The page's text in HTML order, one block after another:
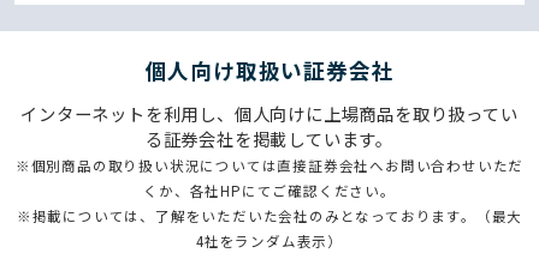
個⼈向け取扱い証券会社
インターネットを利用し、個人向けに上場商品を取り扱ってい
る証券会社を掲載しています。
※個別商品の取り扱い状況については直接証券会社へお問い合わせいただ
くか、各社HPにてご確認ください。
※掲載については、了解をいただいた会社のみとなっております。（最大
4社をランダム表示）